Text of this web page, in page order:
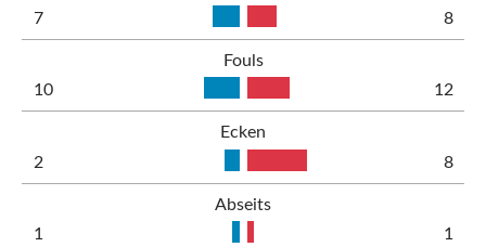
7
8
Fouls
10
12
Ecken
2
8
Abseits
1
1